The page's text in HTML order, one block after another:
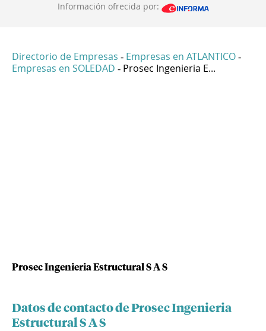
Información ofrecida por:
Directorio de Empresas - Empresas en ATLANTICO -
Empresas en SOLEDAD - Prosec Ingenieria E...
Prosec Ingenieria Estructural S A S
Datos de contacto de Prosec Ingenieria
Estructural S A S